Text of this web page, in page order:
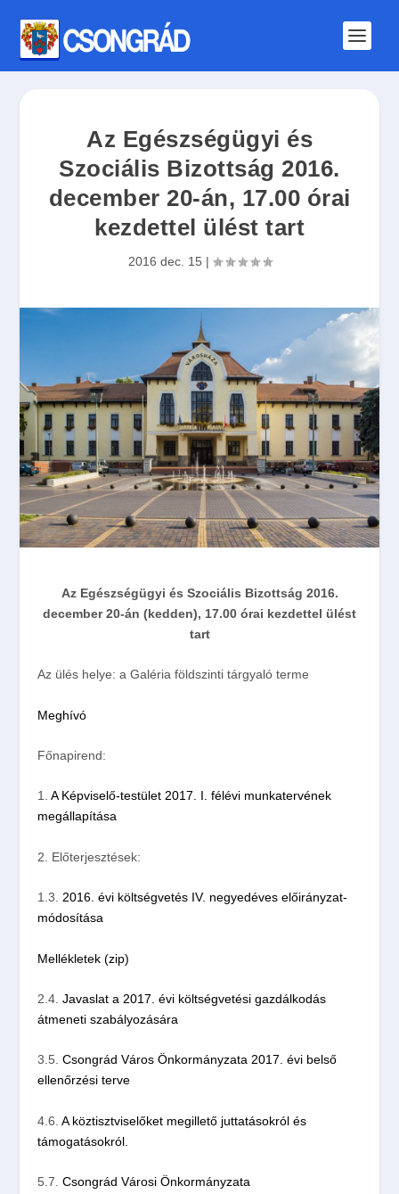
Az Egészségügyi és
Szociális Bizottság 2016.
december 20-án, 17.00 órai
kezdettel ülést tart
2016 dec. 15 |
Az Egészségügyi és Szociális Bizottság 2016.
december 20-án (kedden), 17.00 órai kezdettel ülést
tart
Az ülés helye: a Galéria földszinti tárgyaló terme
Meghívó
Főnapirend:
1. A Képviselő-testület 2017. I. félévi munkatervének
megállapítása
2. Előterjesztések:
1.3.
2016. évi költségvetés IV. negyedéves előirányzat-
módosítása
Mellékletek (zip)
2.4. Javaslat a 2017. évi költségvetési gazdálkodás
átmeneti szabályozására
3.5. Csongrád Város Önkormányzata 2017. évi belső
ellenőrzési terve
4.6. A köztisztviselőket megillető juttatásokról és
támogatásokról.
5.7. Csongrád Városi Önkormányzata